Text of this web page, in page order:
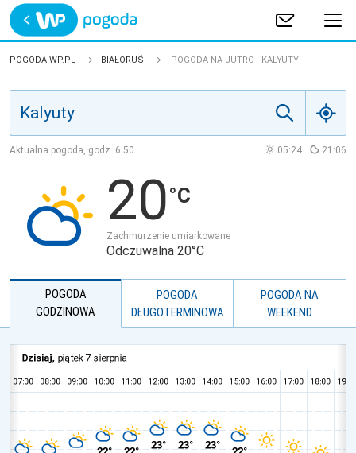
Trwa ładowanie
POLSKA
JAKOŚĆ POWIETRZA
POGODA WP.PL BIAŁORUŚ POGODA NA JUTRO - KALYUTY
Aktualna pogoda, godz. 6:50 05:24 21:06
20
Zachmurzenie umiarkowane
Odczuwalna 20°C
POGODA
GODZINOWA
POGODA
DŁUGOTERMINOWA
POGODA NA
WEEKEND